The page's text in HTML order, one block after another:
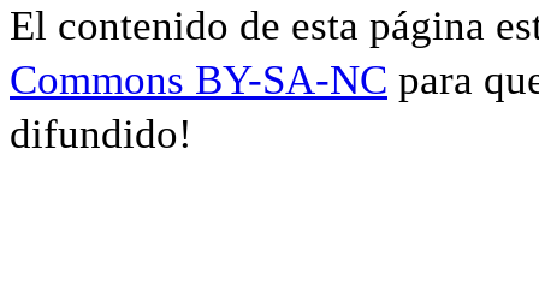
El contenido de esta página
Commons BY-SA-NC para
difundido!